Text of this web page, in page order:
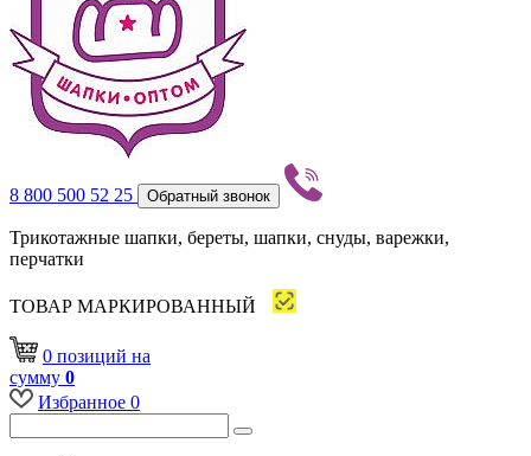
8 800 500 52 25 Обратный звонок
Трикотажные шапки, береты, шапки, снуды, варежки,
перчатки
ТОВАР МАРКИРОВАННЫЙ
0 позиций на
сумму 0
Избранное 0